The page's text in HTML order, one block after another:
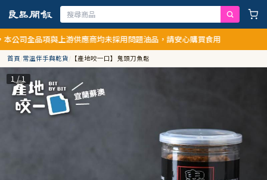
司全品項與上游供應商均未採用問題油品，請安心購買食用
首頁/常溫伴手與乾貨/ 【產地咬一口】鬼頭刀魚鬆
1 / 1